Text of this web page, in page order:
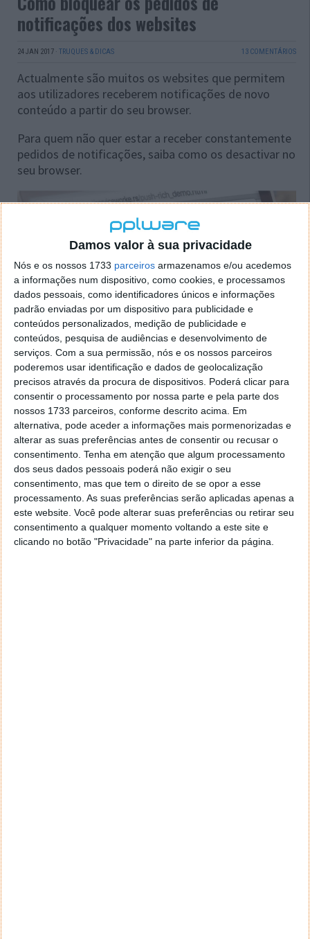
Damos valor à sua privacidade
Nós e os nossos 1733 parceiros armazenamos e/ou acedemos
a informações num dispositivo, como cookies, e processamos
dados pessoais, como identificadores únicos e informações
padrão enviadas por um dispositivo para publicidade e
conteúdos personalizados, medição de publicidade e
conteúdos, pesquisa de audiências e desenvolvimento de
serviços. Com a sua permissão, nós e os nossos parceiros
poderemos usar identificação e dados de geolocalização
precisos através da procura de dispositivos. Poderá clicar para
consentir o processamento por nossa parte e pela parte dos
nossos 1733 parceiros, conforme descrito acima. Em
alternativa, pode aceder a informações mais pormenorizadas e
alterar as suas preferências antes de consentir ou recusar o
consentimento. Tenha em atenção que algum processamento
dos seus dados pessoais poderá não exigir o seu
consentimento, mas que tem o direito de se opor a esse
processamento. As suas preferências serão aplicadas apenas a
este website. Você pode alterar suas preferências ou retirar seu
consentimento a qualquer momento voltando a este site e
clicando no botão "Privacidade" na parte inferior da página.
notificações dos websites
24 JAN 2017 · TRUQUES & DICAS 13 COMENTÁRIOS
Actualmente são muitos os websites que permitem
aos utilizadores receberem notificações de novo
conteúdo a partir do seu browser.
Para quem não quer estar a receber constantemente
pedidos de notificações, saiba como os desactivar no
seu browser.